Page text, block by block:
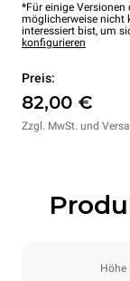
*Für einige
möglicherweise nicht
interessiert bist, um
konfigurieren
Preis:
82,00 €
Zzgl. MwSt. und
Höhe